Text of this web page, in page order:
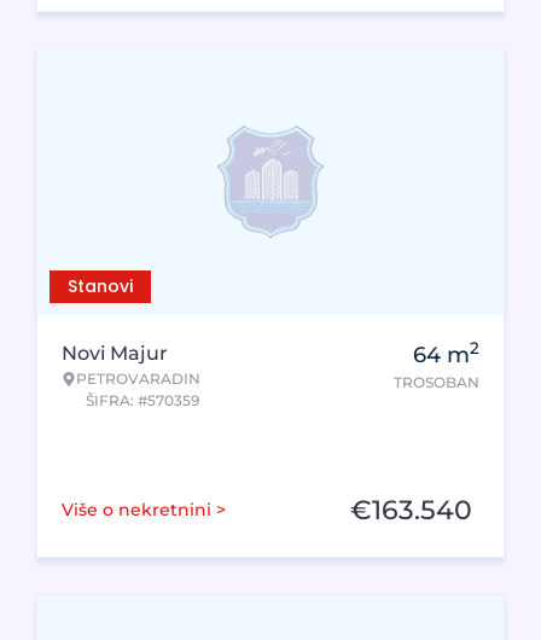
Stanovi
Novi Majur
PETROVARADIN
ŠIFRA: #570359
64 m2
TROSOBAN
Više o nekretnini > €163.540